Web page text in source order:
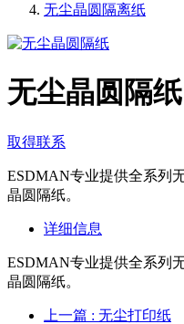
无尘晶圆隔离纸
无尘晶圆隔纸
取得联系
ESDMAN专业提供全系列
晶圆隔纸。
详细信息
ESDMAN专业提供全系列
晶圆隔纸。
上一篇 : 无尘打印纸